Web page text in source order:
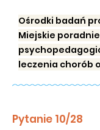
Ośrodki badań
Miejskie poradnie
leczenia chorób
Pytanie 10/28